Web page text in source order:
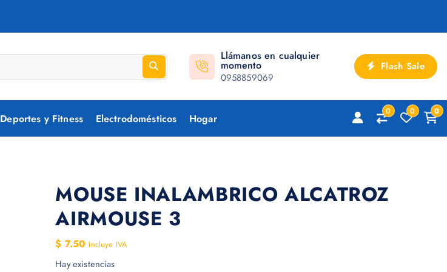
Llámanos en cualquier
momento
0958859069
Flash Sale
Deportes y Fitness Electrodomésticos Hogar
0 0 0
MOUSE INALAMBRICO ALCATROZ
AIRMOUSE 3
$ 7.50 Incluye IVA
Hay existencias